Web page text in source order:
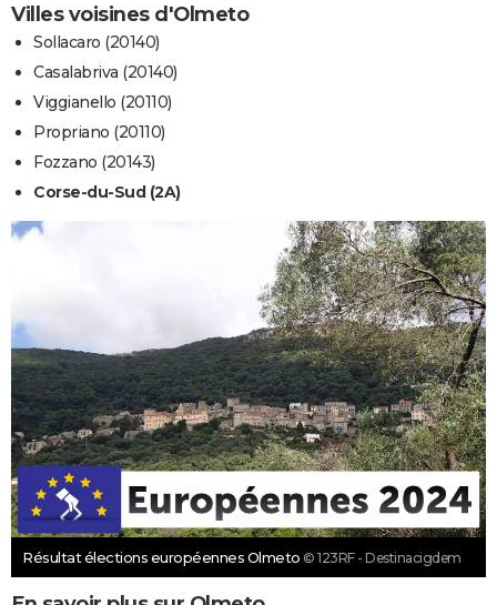
Villes voisines d'Olmeto
Sollacaro (20140)
Casalabriva (20140)
Viggianello (20110)
Propriano (20110)
Fozzano (20143)
Corse-du-Sud (2A)
Résultat élections européennes Olmeto © 123RF - Destinacigdem